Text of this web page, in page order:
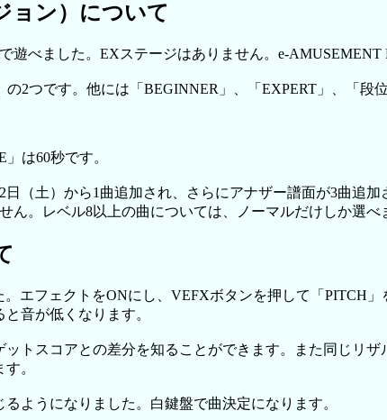
ョン）について
遊べました。EXステージはありません。e-AMUSEMENT
2つです。他には「BEGINNER」、「EXPERT」、「段
は60秒です。
（土）から1曲追加され、さらにアナザー譜面が3曲追
ん。レベル8以上の曲については、ノーマルだけしか選べ
エフェクトをONにし、VEFXボタンを押して「PITCH
音が低くなります。
トスコアとの差分を知ることができます。また同じリ
。
ようになりました。白鍵盤で曲決定になります。